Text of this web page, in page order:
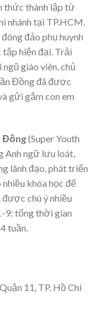
thức thành lập từ
nhánh tại TP.HCM.
đảo phụ huynh
tập hiện đại. Trải
giáo viên, chủ
Đồng đã được
gửi gắm con em
Đồng(Super Youth
Anh ngữ lưu loát,
lãnh đạo, phát triển
khóa học để
chú ý nhiều
9: tổng thời gian
tuần.
11, TP. Hồ Chí